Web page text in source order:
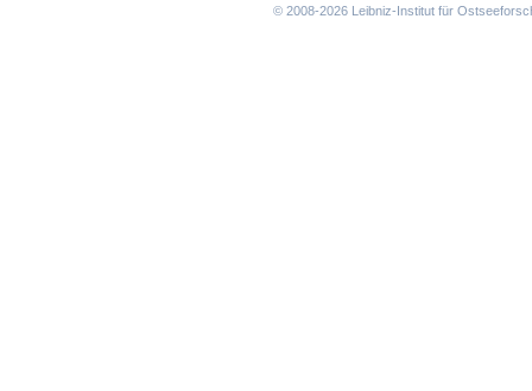
© 2008-2026 Leibniz-Institut für